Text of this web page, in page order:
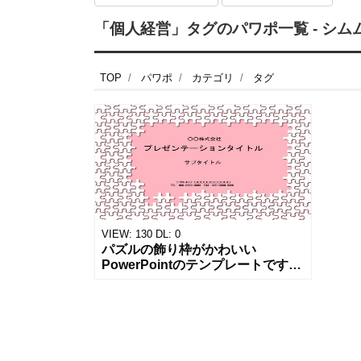
「個人経営」タグのパワポ一覧 - シム
TOP パワポ カテゴリ タグ
VIEW: 130 DL: 0
パズルの飾り枠がかわいい
PowerPointのテンプレートです。